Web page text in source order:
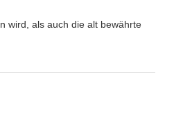
wird, als auch die alt bewährte